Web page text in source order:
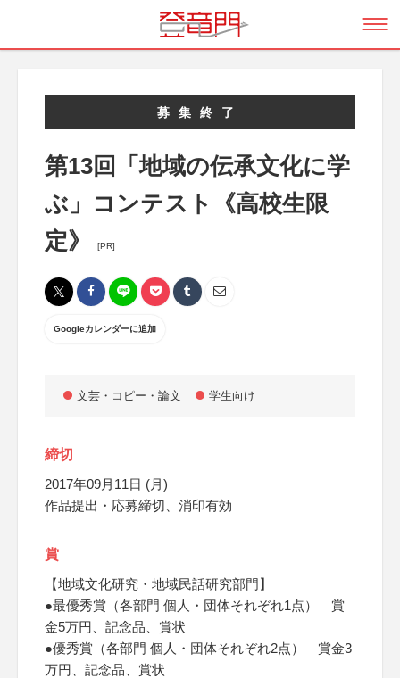
募集終了
第13回「地域の伝承文化に学
ぶ」コンテスト《高校生限
定》
[PR]
Googleカレンダーに追加
文芸・コピー・論文 学生向け
締切
2017年09月11日 (月)
作品提出・応募締切、消印有効
賞
【地域文化研究・地域民話研究部門】
●最優秀賞（各部門 個人・団体それぞれ1点） 賞
金5万円、記念品、賞状
●優秀賞（各部門 個人・団体それぞれ2点） 賞金3
万円、記念品、賞状